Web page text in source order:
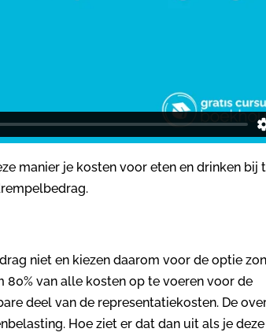
manier je kosten voor eten en drinken bij
niet en kiezen daarom voor de optie
van alle kosten op te voeren voor de
deel van de representatiekosten. De
Hoe ziet er dat dan uit als je